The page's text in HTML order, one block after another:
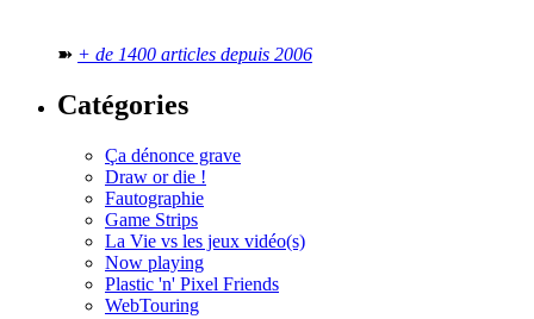
➽ + de 1400 articles depuis 2006
Catégories
Ça dénonce grave
Draw or die !
Fautographie
Game Strips
La Vie vs les jeux vidéo(s)
Now playing
Plastic 'n' Pixel Friends
WebTouring